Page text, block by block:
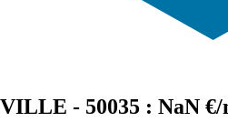
- 50035 : NaN €/